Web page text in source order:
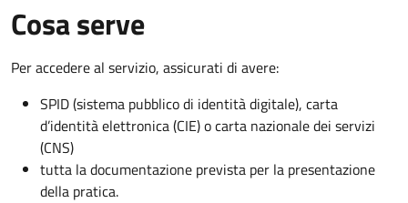
Cosa serve
Per accedere al servizio, assicurati di avere:
SPID (sistema pubblico di identità digitale), carta
d’identità elettronica (CIE) o carta nazionale dei servizi
(CNS)
tutta la documentazione prevista per la presentazione
della pratica.